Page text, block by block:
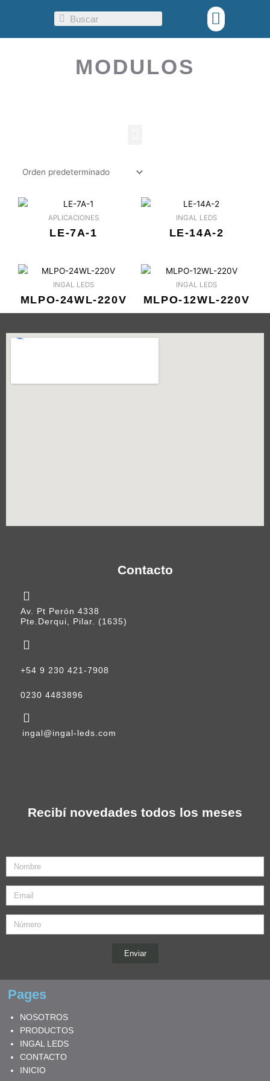
Search Menu
MODULOS
APLICACIONES
LE-7A-1
INGAL LEDS
LE-14A-2
INGAL LEDS
MLPO-24WL-220V
INGAL LEDS
MLPO-12WL-220V
Contacto
Av. Pt Perón 4338
Pte.Derqui, Pilar. (1635)
+54 9 230 421-7908
0230 4483896
ingal@ingal-leds.com
Recibí novedades todos los meses
Nombre
Email
Enviar
Pages
NOSOTROS
PRODUCTOS
INGAL LEDS
CONTACTO
INICIO